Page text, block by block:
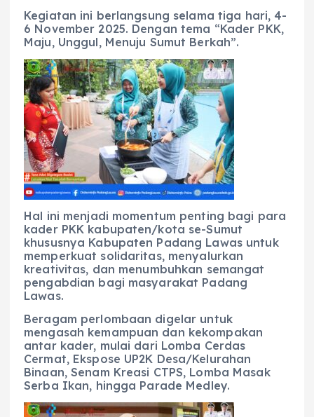
Kegiatan ini berlangsung selama tiga hari, 4-
6 November 2025. Dengan tema “Kader PKK,
Maju, Unggul, Menuju Sumut Berkah”.
Hal ini menjadi momentum penting bagi para
kader PKK kabupaten/kota se-Sumut
khususnya Kabupaten Padang Lawas untuk
memperkuat solidaritas, menyalurkan
kreativitas, dan menumbuhkan semangat
pengabdian bagi masyarakat Padang
Lawas.
Beragam perlombaan digelar untuk
mengasah kemampuan dan kekompakan
antar kader, mulai dari Lomba Cerdas
Cermat, Ekspose UP2K Desa/Kelurahan
Binaan, Senam Kreasi CTPS, Lomba Masak
Serba Ikan, hingga Parade Medley.